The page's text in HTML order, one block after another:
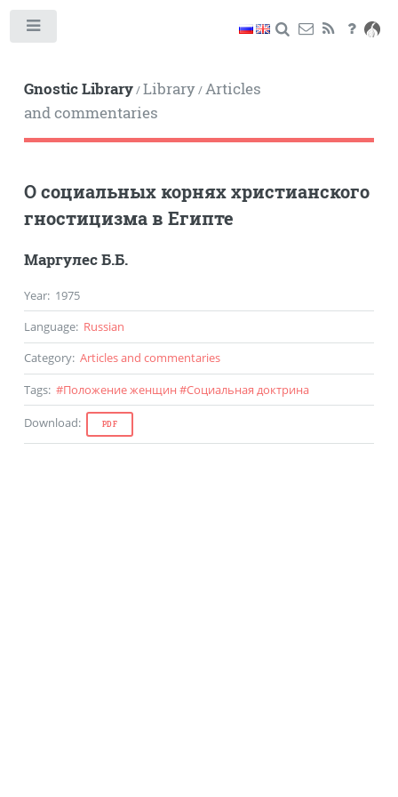
Gnostic Library/Library/Articles
and commentaries
О социальных корнях христианского
гностицизма в Египте
Маргулес Б.Б.
Year: 1975
Language: Russian
Category: Articles and commentaries
Tags: #Положение женщин #Социальная доктрина
Download: PDF